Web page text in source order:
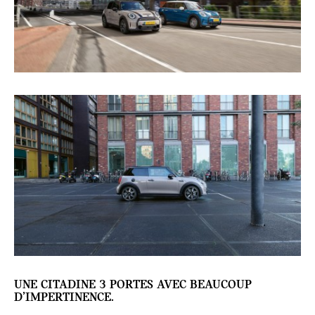
UNE CITADINE 3 PORTES AVEC BEAUCOUP
D’IMPERTINENCE.